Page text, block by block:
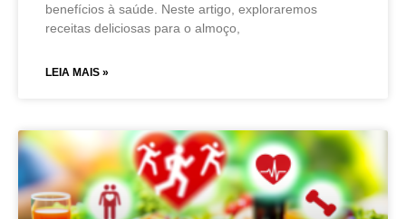
benefícios à saúde. Neste artigo, exploraremos
receitas deliciosas para o almoço,
LEIA MAIS »